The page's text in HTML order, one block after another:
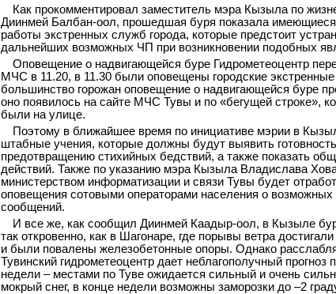
Как прокомментировал заместитель мэра Кызыла по
Диинмей Балбан-оол, прошедшая буря показала
работы экстренных служб города, которые предстоит
дальнейших возможных ЧП при возникновении подобных
Оповещение о надвигающейся буре Гидрометеоцентр
МЧС в 11.20, в 11.30 были оповещены городские
большинство горожан оповещение о надвигающейся буре
оно появилось на сайте МЧС Тувы и по «бегущей строке»,
были на улице.
Поэтому в ближайшее время по инициативе мэрии в
штабные учения, которые должны будут выявить
предотвращению стихийных бедствий, а также показать
действий. Также по указанию мэра Кызыла Владислава
министерством информатизации и связи Тувы будет
оповещения сотовыми операторами населения о
сообщений.
И все же, как сообщил Диинмей Каадыр-оол, в Кызыле
так откровенно, как в Шагонаре, где порывы ветра
и были повалены железобетонные опоры. Однако
Тувинский гидрометеоцентр дает неблагополучный прогноз
недели – местами по Туве ожидается сильный и очень
мокрый снег, в конце недели возможны заморозки до –2